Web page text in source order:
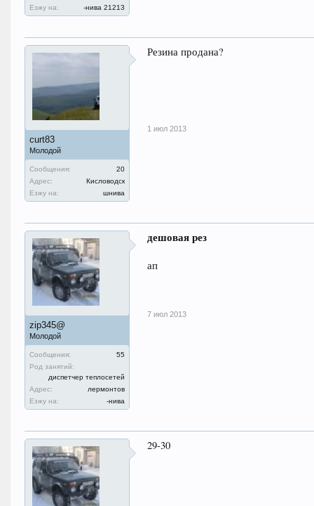
Езжу на:
-нива 21213
curt83
Молодой
Сообщения:
20
Адрес:
Кисловодск
Езжу на:
шнива
Резина продана?
1 июл 2013
zip345@
Молодой
Сообщения:
55
Род занятий:
диспетчер теплосетей
Адрес:
лермонтов
Езжу на:
-нива
дешовая рез
ап
7 июл 2013
29-30